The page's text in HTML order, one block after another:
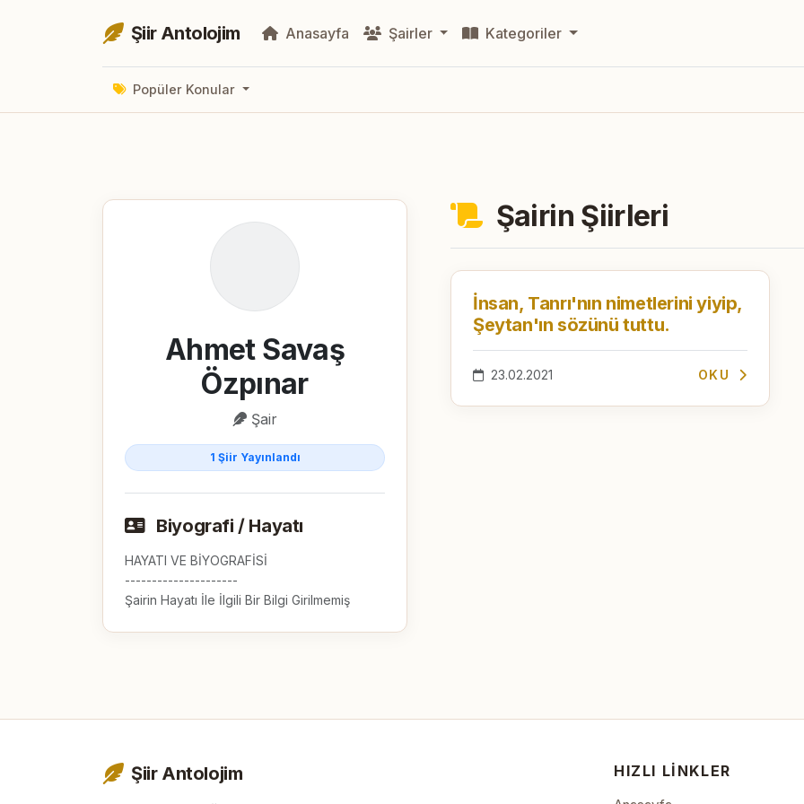
Şiir Antolojim Anasayfa Şairler Kategoriler
Popüler Konular
Ahmet Savaş
Özpınar
Şair
1 Şiir Yayınlandı
Biyografi / Hayatı
HAYATI VE BİYOGRAFİSİ
---------------------
Şairin Hayatı İle İlgili Bir Bilgi Girilmemiş
Şairin Şiirleri
İnsan, Tanrı'nın nimetlerini yiyip,
Şeytan'ın sözünü tuttu.
23.02.2021 OKU
Şiir Antolojim HIZLI LINKLER